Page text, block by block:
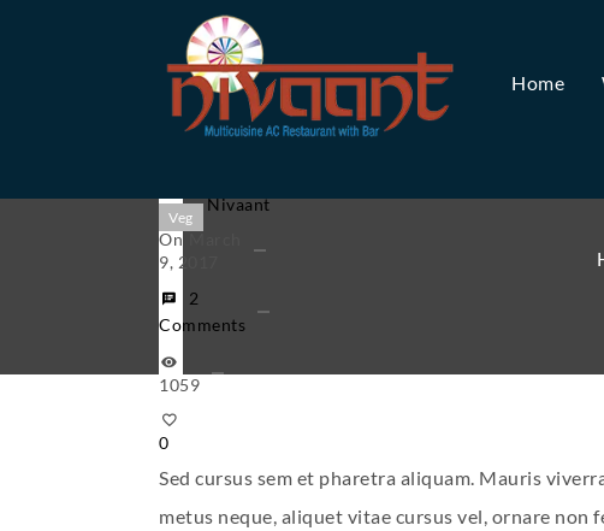
Home
Veg
Nivaant
On
9, 2017
2
Comments
1059
0
Sed cursus sem et pharetra aliquam. Mauris
metus neque, aliquet vitae cursus vel, ornare non